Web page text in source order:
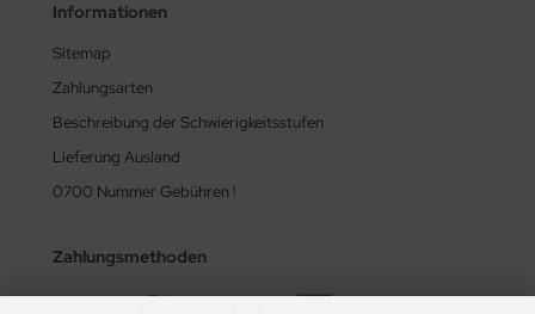
Informationen
Sitemap
Zahlungsarten
Beschreibung der Schwierigkeitsstufen
Lieferung Ausland
0700 Nummer Gebühren !
Zahlungsmethoden